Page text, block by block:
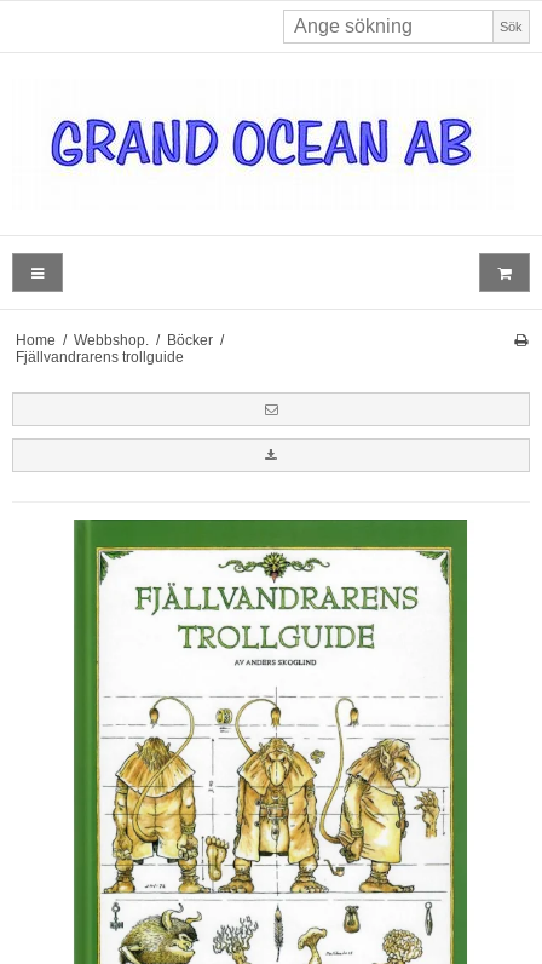
Sök
Home / Webbshop. / Böcker /
Fjällvandrarens trollguide